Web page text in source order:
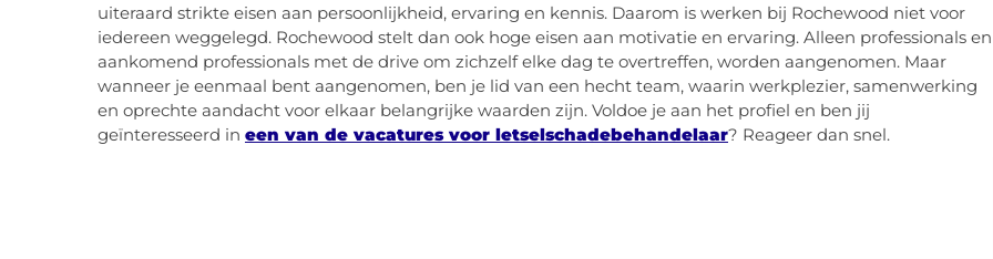
uiteraard strikte eisen aan persoonlijkheid, ervaring en kennis. Daarom is werken bij Rochewood niet voor
iedereen weggelegd. Rochewood stelt dan ook hoge eisen aan motivatie en ervaring. Alleen professionals en
aankomend professionals met de drive om zichzelf elke dag te overtreffen, worden aangenomen. Maar
wanneer je eenmaal bent aangenomen, ben je lid van een hecht team, waarin werkplezier, samenwerking
en oprechte aandacht voor elkaar belangrijke waarden zijn. Voldoe je aan het profiel en ben jij
geïnteresseerd in een van de vacatures voor letselschadebehandelaar? Reageer dan snel.